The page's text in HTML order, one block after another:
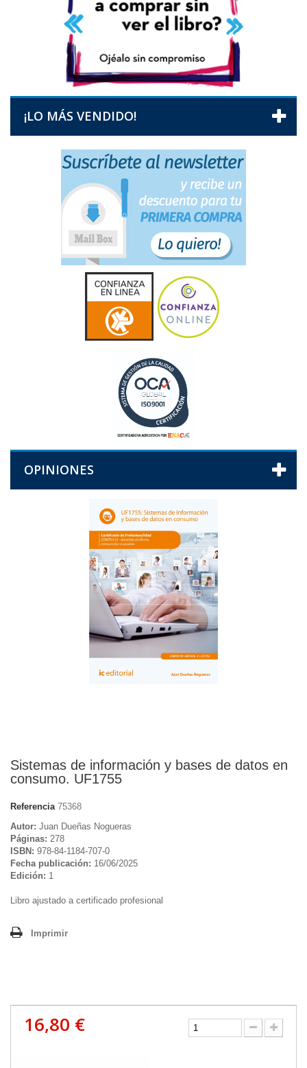
¡LO MÁS VENDIDO!
OPINIONES
Sistemas de información y bases de datos en
consumo. UF1755
Referencia 75368
Autor: Juan Dueñas Nogueras
Páginas: 278
ISBN: 978-84-1184-707-0
Fecha publicación: 16/06/2025
Edición: 1
Libro ajustado a certificado profesional
Imprimir
16,80 €